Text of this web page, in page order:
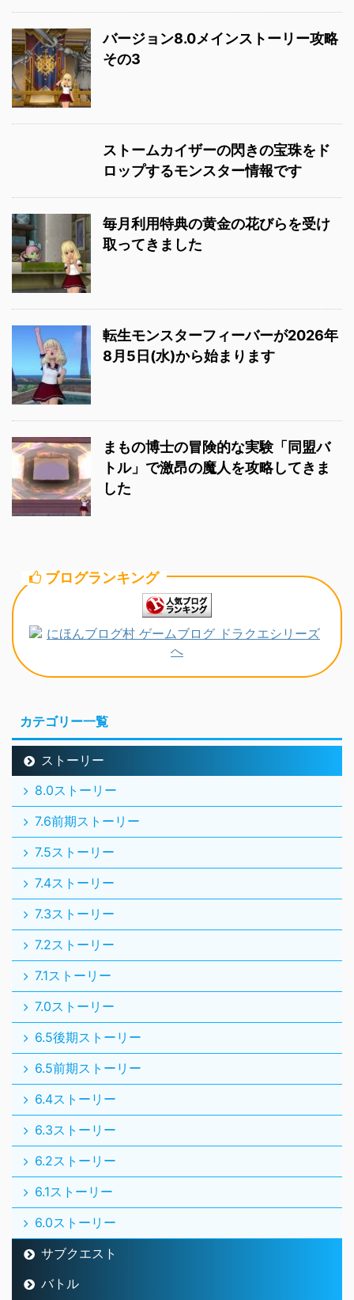
バージョン8.0メインストーリー攻略
その3
ストームカイザーの閃きの宝珠をド
ロップするモンスター情報です
毎月利用特典の黄金の花びらを受け
取ってきました
転生モンスターフィーバーが2026年
8月5日(水)から始まります
まもの博士の冒険的な実験「同盟バ
トル」で激昂の魔人を攻略してきま
した
ブログランキング
カテゴリー一覧
ストーリー
8.0ストーリー
7.6前期ストーリー
7.5ストーリー
7.4ストーリー
7.3ストーリー
7.2ストーリー
7.1ストーリー
7.0ストーリー
6.5後期ストーリー
6.5前期ストーリー
6.4ストーリー
6.3ストーリー
6.2ストーリー
6.1ストーリー
6.0ストーリー
サブクエスト
バトル